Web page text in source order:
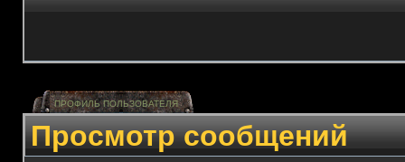
ПРОФИЛЬ ПОЛЬЗОВАТЕЛЯ
Просмотр сообщений